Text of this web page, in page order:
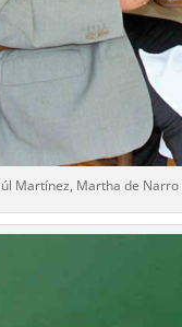
Martínez, Martha de